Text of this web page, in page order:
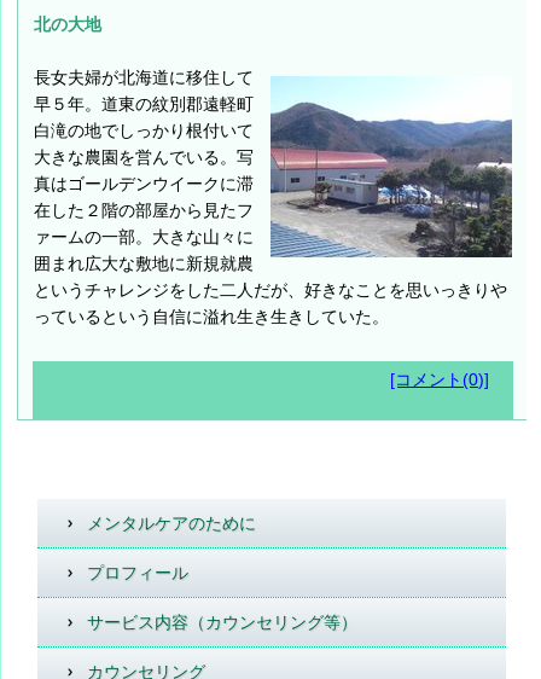
北の大地
長女夫婦が北海道に移住して
早５年。道東の紋別郡遠軽町
白滝の地でしっかり根付いて
大きな農園を営んでいる。写
真はゴールデンウイークに滞
在した２階の部屋から見たフ
ァームの一部。大きな山々に
囲まれ広大な敷地に新規就農
というチャレンジをした二人だが、好きなことを思いっきりや
っているという自信に溢れ生き生きしていた。
[コメント(0)]
メンタルケアのために
プロフィール
サービス内容（カウンセリング等）
カウンセリング